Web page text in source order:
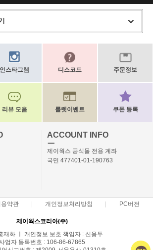
인스타그램 디스코드 주문정보
리뷰 모음 룰렛이벤트 쿠폰 등록
ACCOUNT INFO
ㅡ
제이웍스 공식몰 전용 계좌
국민 477401-01-190763
용약관 개인정보처리방침 PC버전
제이웍스코리아(주)
재화 ㅣ 개인정보 보호 책임자 : 신용두
업자 등록번호 : 106-86-67865